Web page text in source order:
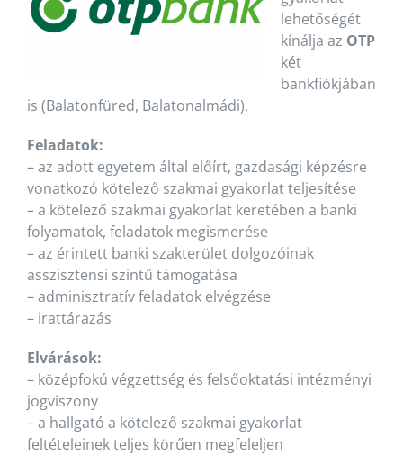
lehetőségét
kínálja az OTP
két
bankfiókjában
is (Balatonfüred, Balatonalmádi).
Feladatok:
– az adott egyetem által előírt, gazdasági képzésre
vonatkozó kötelező szakmai gyakorlat teljesítése
– a kötelező szakmai gyakorlat keretében a banki
folyamatok, feladatok megismerése
– az érintett banki szakterület dolgozóinak
asszisztensi szintű támogatása
– adminisztratív feladatok elvégzése
– irattárazás
Elvárások:
– középfokú végzettség és felsőoktatási intézményi
jogviszony
– a hallgató a kötelező szakmai gyakorlat
feltételeinek teljes körűen megfeleljen